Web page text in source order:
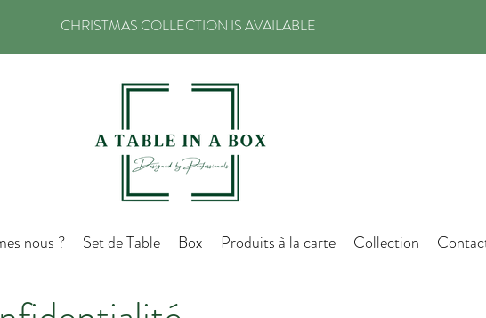
CHRISTMAS COLLECTION IS AVAILABLE
nous ? Set de Table Box Produits à la carte Collection